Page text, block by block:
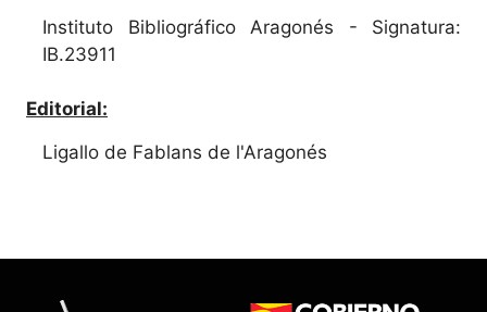
Instituto Bibliográfico Aragonés - Signatura:
IB.23911
Editorial:
Ligallo de Fablans de l'Aragonés